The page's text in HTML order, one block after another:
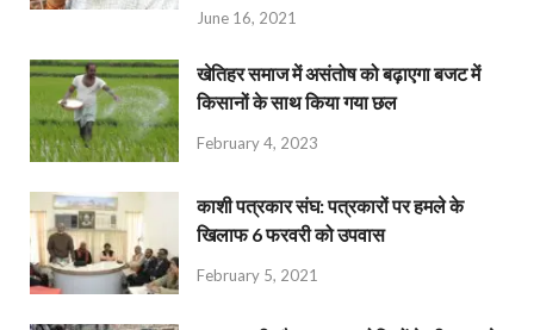
June 16, 2021
खेतिहर समाज में असंतोष को बढ़ाएगा बजट में
किसानों के साथ किया गया छल
February 4, 2023
काशी पत्रकार संघ: पत्रकारों पर हमले के
खिलाफ 6 फरवरी को उपवास
February 5, 2021